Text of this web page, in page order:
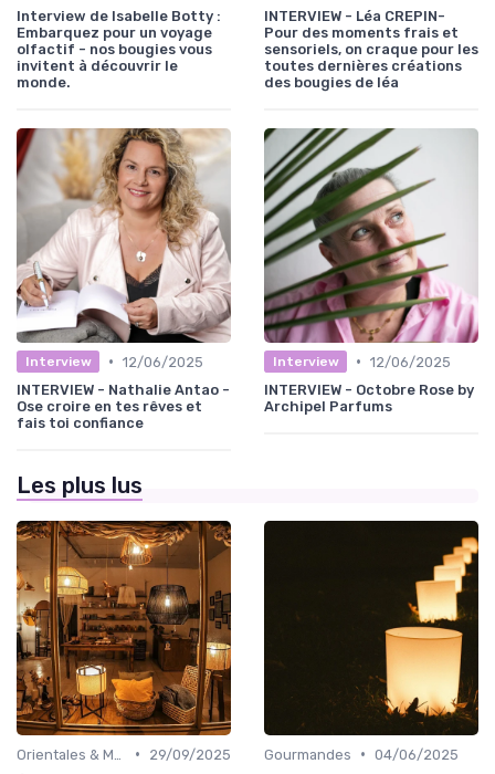
Interview de Isabelle Botty :
Embarquez pour un voyage
olfactif - nos bougies vous
invitent à découvrir le
monde.
INTERVIEW - Léa CREPIN-
Pour des moments frais et
sensoriels, on craque pour les
toutes dernières créations
des bougies de léa
Interview • 12/06/2025
INTERVIEW - Nathalie Antao -
Ose croire en tes rêves et
fais toi confiance
Interview • 12/06/2025
INTERVIEW - Octobre Rose by
Archipel Parfums
Les plus lus
•
29/09/2025
Gourmandes • 04/06/2025